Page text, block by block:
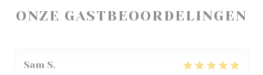
ONZE GASTBEOORDELINGEN
Sam S